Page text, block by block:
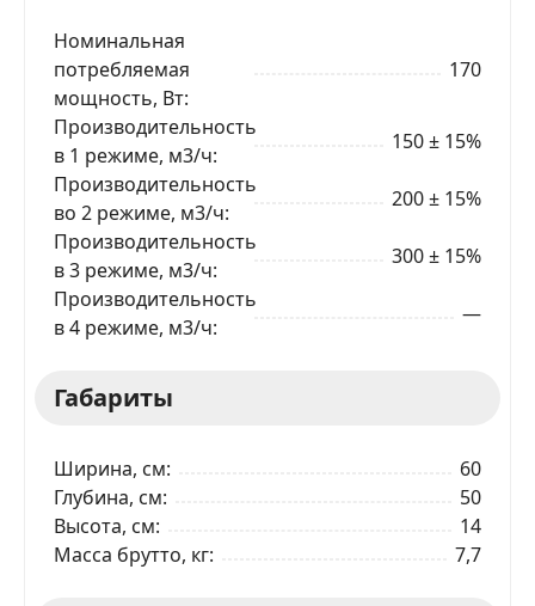
Номинальная
потребляемая
мощность, Вт
170
Производительность
в 1 режиме, м3/ч
150 ± 15%
Производительность
во 2 режиме, м3/ч
200 ± 15%
Производительность
в 3 режиме, м3/ч
300 ± 15%
Производительность
в 4 режиме, м3/ч
—
Габариты
Ширина, см
60
Глубина, см
50
Высота, см
14
Масса брутто, кг
7,7
ЗАКАЗАТЬ В 1 КЛИК
данных в соответствии
ОТПРАВИТЬ ЗАЯВКУ